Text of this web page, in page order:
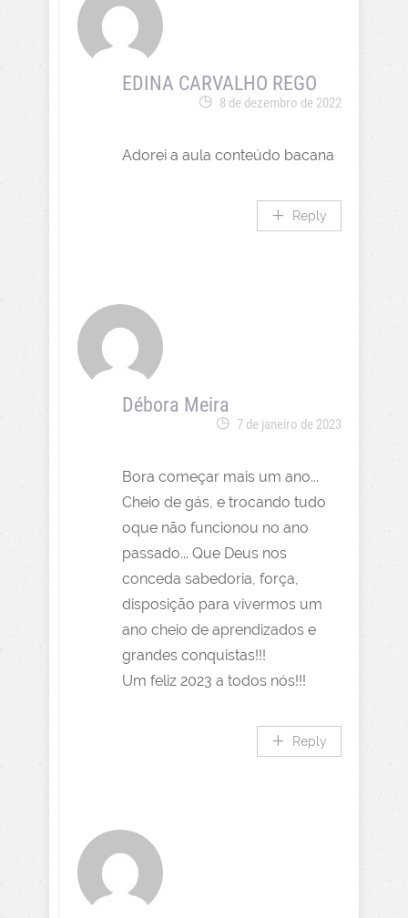
EDINA CARVALHO REGO
8 de dezembro de 2022
Adorei a aula conteúdo bacana
Reply
Débora Meira
7 de janeiro de 2023
Bora começar mais um ano...
Cheio de gás, e trocando tudo
oque não funcionou no ano
passado... Que Deus nos
conceda sabedoria, força,
disposição para vivermos um
ano cheio de aprendizados e
grandes conquistas!!!
Um feliz 2023 a todos nós!!!
Reply